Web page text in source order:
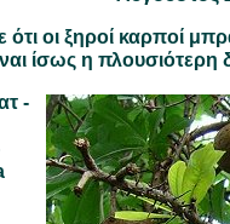
ότι οι ξηροί καρποί
ίσως η πλουσιότερη
-